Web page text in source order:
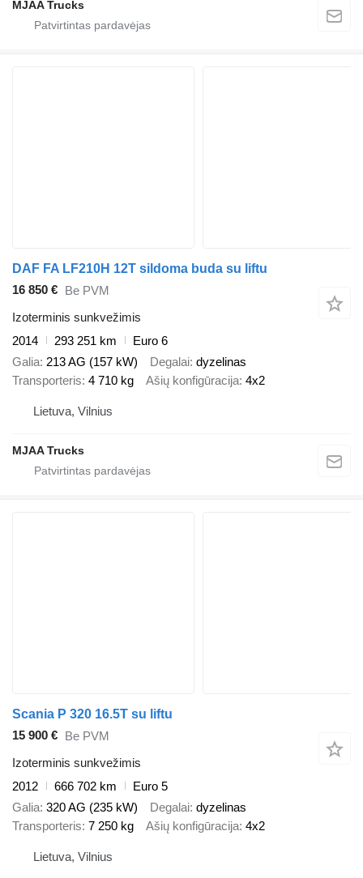
MJAA Trucks
DAF FA LF210H 12T sildoma buda su liftu
16 850 € Be PVM
Izoterminis sunkvežimis
2014
293 251 km
Euro 6
Galia 213 AG (157 kW) Degalai dyzelinas
Transporteris 4 710 kg Ašių konfigūracija 4x2
Lietuva, Vilnius
MJAA Trucks
Scania P 320 16.5T su liftu
15 900 € Be PVM
Izoterminis sunkvežimis
2012
666 702 km
Euro 5
Galia 320 AG (235 kW) Degalai dyzelinas
Transporteris 7 250 kg Ašių konfigūracija 4x2
Lietuva, Vilnius